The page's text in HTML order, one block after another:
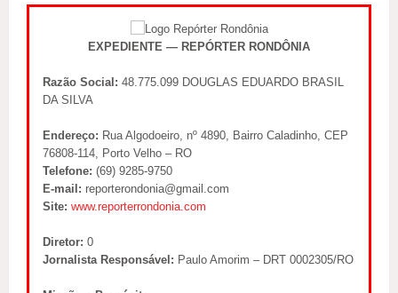
EXPEDIENTE — REPÓRTER RONDÔNIA
Razão Social: 48.775.099 DOUGLAS EDUARDO BRASIL
DA SILVA
Endereço: Rua Algodoeiro, nº 4890, Bairro Caladinho, CEP
76808-114, Porto Velho – RO
Telefone: (69) 9285-9750
E-mail: reporterondonia@gmail.com
Site: www.reporterrondonia.com
Diretor: 0
Jornalista Responsável: Paulo Amorim – DRT 0002305/RO